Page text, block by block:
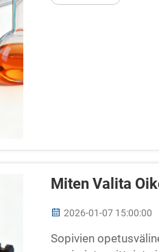
Miten Valita
2026-01-07 15:00:00
Sopivien